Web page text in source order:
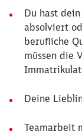
Du hast
absolviert
berufliche
müssen die
Deine
Teamarbeit